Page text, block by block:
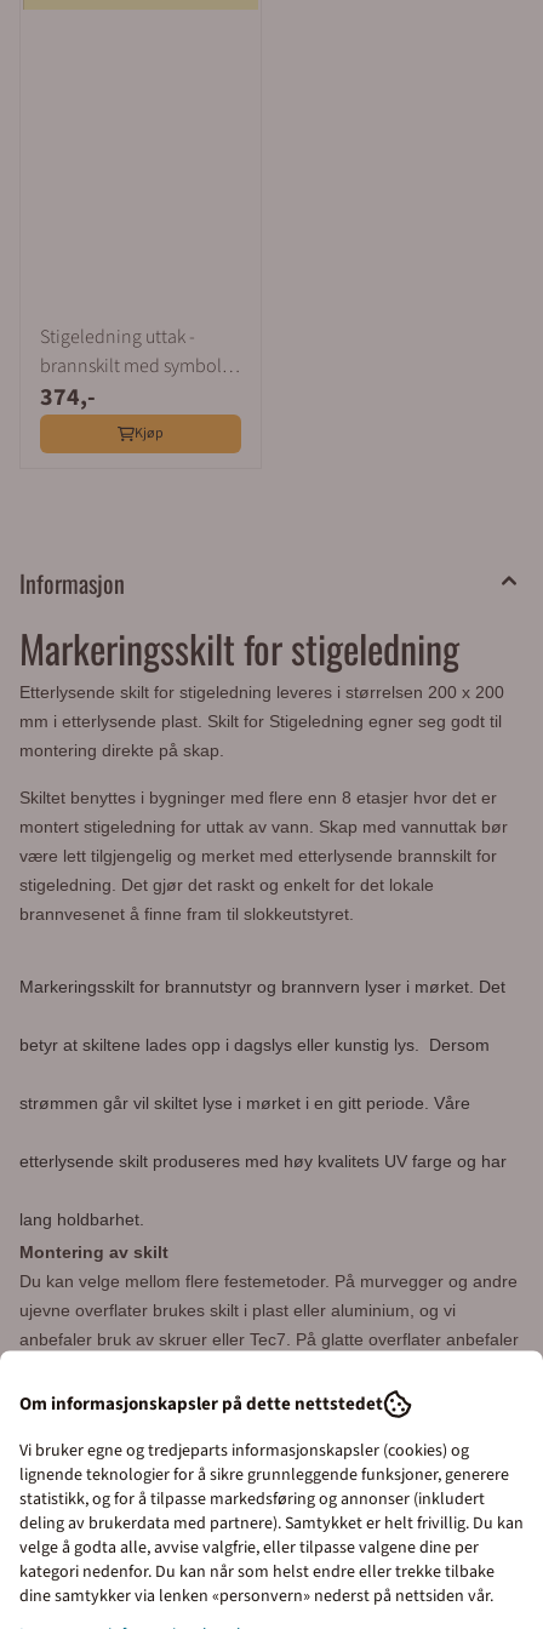
Stigeledning uttak -
brannskilt med symbol
og tekst
374,-
Kjøp
Informasjon
Markeringsskilt for stigeledning
Etterlysende skilt for stigeledning leveres i størrelsen 200 x 200
mm i etterlysende plast. Skilt for Stigeledning egner seg godt til
montering direkte på skap.
Skiltet benyttes i bygninger med flere enn 8 etasjer hvor det er
montert stigeledning for uttak av vann. Skap med vannuttak bør
være lett tilgjengelig og merket med etterlysende brannskilt for
stigeledning. Det gjør det raskt og enkelt for det lokale
brannvesenet å finne fram til slokkeutstyret.
Markeringsskilt for brannutstyr og brannvern lyser i mørket. Det
betyr at skiltene lades opp i dagslys eller kunstig lys. Dersom
strømmen går vil skiltet lyse i mørket i en gitt periode. Våre
etterlysende skilt produseres med høy kvalitets UV farge og har
lang holdbarhet.
Montering av skilt
Du kan velge mellom flere festemetoder. På murvegger og andre
ujevne overflater brukes skilt i plast eller aluminium, og vi
anbefaler bruk av skruer eller Tec7. På glatte overflater anbefaler
tape på baksiden. For skilt i plast eller aluminium kan du velge
Ingen festemetode
Dobbelsidig tape
Skruehull 3,5 mm
Priser inkl. eller ekskl.
Om informasjonskapsler på dette nettstedet
Vi bruker egne og tredjeparts informasjonskapsler (cookies) og
lignende teknologier for å sikre grunnleggende funksjoner, generere
statistikk, og for å tilpasse markedsføring og annonser (inkludert
deling av brukerdata med partnere). Samtykket er helt frivillig. Du kan
velge å godta alle, avvise valgfrie, eller tilpasse valgene dine per
kategori nedenfor. Du kan når som helst endre eller trekke tilbake
dine samtykker via lenken «personvern» nederst på nettsiden vår.